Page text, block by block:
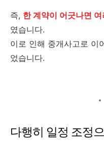
즉, 한 계약이 어긋나면
였습니다.
이로 인해 중개사고로 이
었습니다.
다행히 일정 조정